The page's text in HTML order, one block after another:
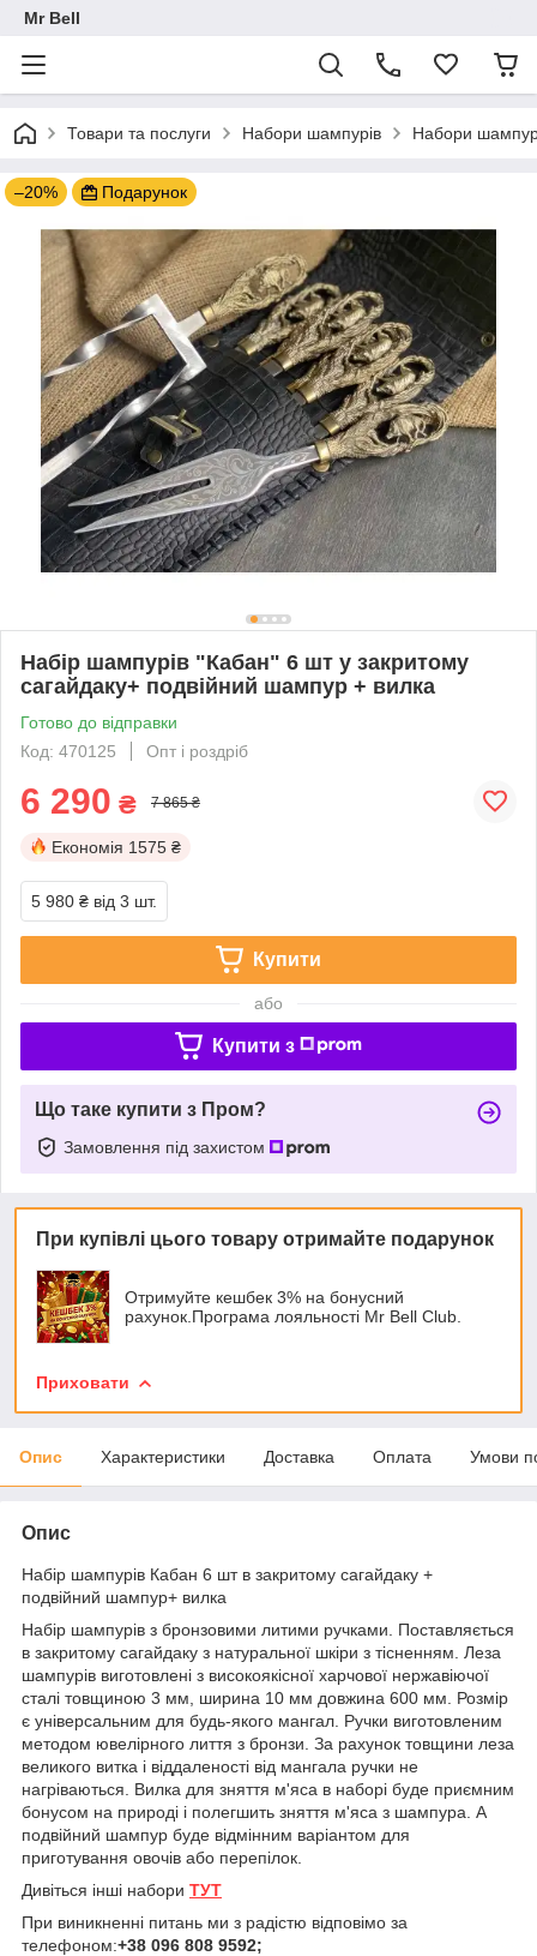
Mr Bell
Товари та послуги Набори шампурів Набори
–20% Подарунок
Набір шампурів "Кабан" 6 шт у закритому
сагайдаку+ подвійний шампур + вилка
Готово до відправки
Код: 470125
Опт і роздріб
6 290 ₴ 7 865 ₴
Економія 1575 ₴
5 980 ₴ від 3 шт.
Купити
або
Купити з
Що таке купити з Пром?
Замовлення під захистом
При купівлі цього товару отримайте подарунок
Отримуйте кешбек 3% на бонусний
рахунок.Програма лояльності Mr Bell Club.
Приховати
Опис Характеристики Доставка Оплата Умови
Опис
Набір шампурів Кабан 6 шт в закритому сагайдаку +
подвійний шампур+ вилка
Набір шампурів з бронзовими литими ручками. Поставляється
в закритому сагайдаку з натуральної шкіри з тісненням. Леза
шампурів виготовлені з високоякісної харчової нержавіючої
сталі товщиною 3 мм, ширина 10 мм довжина 600 мм. Розмір
є універсальним для будь-якого мангал. Ручки виготовленим
методом ювелірного лиття з бронзи. За рахунок товщини леза
великого витка і віддаленості від мангала ручки не
нагріваються. Вилка для зняття м'яса в наборі буде приємним
бонусом на природі і полегшить зняття м'яса з шампура. А
подвійний шампур буде відмінним варіантом для
приготування овочів або перепілок.
Дивіться інші набори ТУТ
При виникненні питань ми з радістю відповімо за
телефоном:+38 096 808 9592;